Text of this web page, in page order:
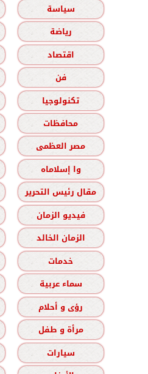
سياسة
رياضة
اقتصاد
فن
تكنولوجيا
محافظات
مصر العظمى
وا إسلاماه
مقال رئيس التحرير
فيديو الزمان
الزمان الخالد
خدمات
سماء عربية
رؤى و أحلام
مرأة و طفل
سيارات